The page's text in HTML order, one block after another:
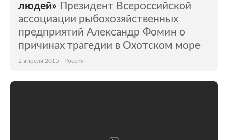
людей» Президент Всероссийской
ассоциации рыбохозяйственных
предприятий Александр Фомин о
причинах трагедии в Охотском море
2 апреля 2015 Россия